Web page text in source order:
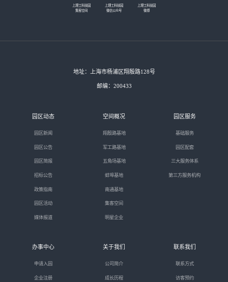
上理工科技园
集客空间
上理工科技园
微信公众号
上理工科技园
微博
地址：上海市杨浦区翔殷路128号
邮编：200433
园区动态
园区新闻
园区公告
园区简报
招标公告
政策指南
园区活动
媒体报道
空间概况
翔殷路基地
军工路基地
五角场基地
蚌埠基地
南通基地
集客空间
明星企业
园区服务
基础服务
园区配套
三大服务体系
第三方服务机构
办事中心
申请入园
企业注册
关于我们
公司简介
成长历程
联系我们
联系方式
访客预约